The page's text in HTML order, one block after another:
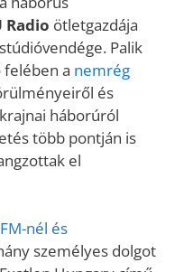
Radio ötletgazdája
Palik
felében a nemrég
és
háborúról
több pontján is
el
nél és
személyes dolgot